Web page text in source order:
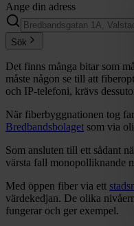
Ange din adress
Sök
Det finns många bitar som
måste någon se till att
och IP-telefoni, krävs
När fiberbyggnationen tog
Bredbandsbolaget som via
Som ansluten till ett sådant
värsta fall monopolliknande
Med öppen fiber via ett
värdekedjan. De olika
fungerar och ger exempel.